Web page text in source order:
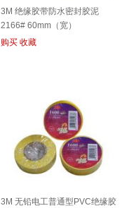
3M 绝缘胶带防水密封胶泥
2166# 60mm（宽）
购买 收藏
3M 无铅电工普通型PVC绝缘胶